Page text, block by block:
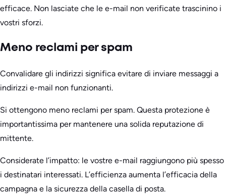
efficace. Non lasciate che le e-mail non verificate trascinino i
vostri sforzi.
Meno reclami per spam
Convalidare gli indirizzi significa evitare di inviare messaggi a
indirizzi e-mail non funzionanti.
Si ottengono meno reclami per spam. Questa protezione è
importantissima per mantenere una solida reputazione di
mittente.
Considerate l’impatto: le vostre e-mail raggiungono più spesso
i destinatari interessati. L’efficienza aumenta l’efficacia della
campagna e la sicurezza della casella di posta.